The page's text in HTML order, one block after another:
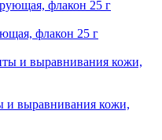
флакон 25 г
и выравнивания кожи,